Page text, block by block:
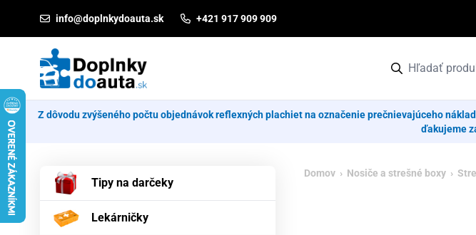
info@doplnkydoauta.sk +421 917 909 909
Z dôvodu zvýšeného počtu objednávok reflexných plachiet na označenie prečnievajúceho
ďakujeme
Tipy na darčeky
Lekárničky
Domov › Nosiče a strešné boxy ›